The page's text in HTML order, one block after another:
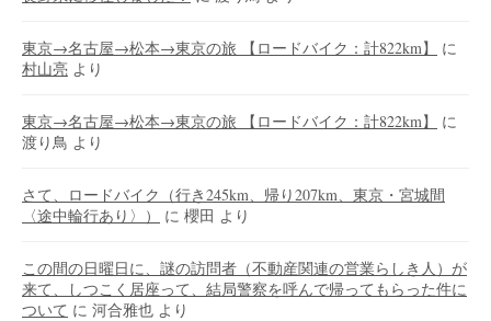
東京→名古屋→松本→東京の旅 【ロードバイク：計822km】
に
村山亮 より
東京→名古屋→松本→東京の旅 【ロードバイク：計822km】
に
渡り鳥 より
さて、ロードバイク（行き245km、帰り207km、東京・宮城間
〈途中輪行あり〉）
に 櫻田 より
この間の日曜日に、謎の訪問者（不動産関連の営業らしき人）が
来て、しつこく居座って、結局警察を呼んで帰ってもらった件に
ついて に 河合雅也 より